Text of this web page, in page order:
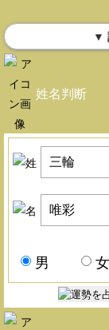
▼
姓名判断
男 女